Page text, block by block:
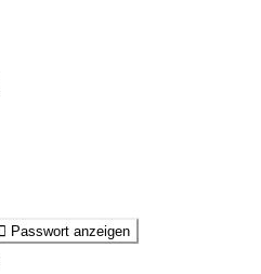
Passwort anzeigen